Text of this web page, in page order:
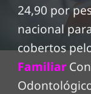
24,90 por
nacional
cobertos
Familiar